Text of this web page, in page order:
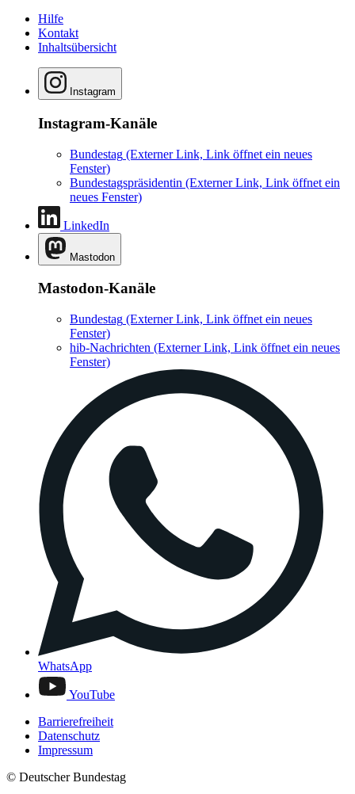
Hilfe
Kontakt
Inhaltsübersicht
Instagram
Instagram-Kanäle
Bundestag (Externer Link, Link öffnet ein neues
Fenster)
Bundestagspräsidentin (Externer Link, Link öffnet ein
neues Fenster)
LinkedIn
Mastodon
Mastodon-Kanäle
Bundestag (Externer Link, Link öffnet ein neues
Fenster)
hib-Nachrichten (Externer Link, Link öffnet ein neues
Fenster)
WhatsApp
YouTube
Barrierefreiheit
Datenschutz
Impressum
© Deutscher Bundestag